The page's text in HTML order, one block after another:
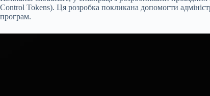
Control Tokens). Ця розробка покликана допомогти
програм.